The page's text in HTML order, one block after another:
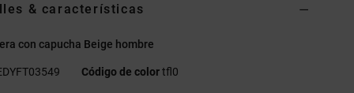
& características
con capucha Beige hombre
Código de colortfl0